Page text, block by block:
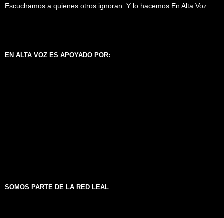
Escuchamos a quienes otros ignoran. Y lo hacemos En Alta Voz.
EN ALTA VOZ ES APOYADO POR:
SOMOS PARTE DE LA RED LEAL